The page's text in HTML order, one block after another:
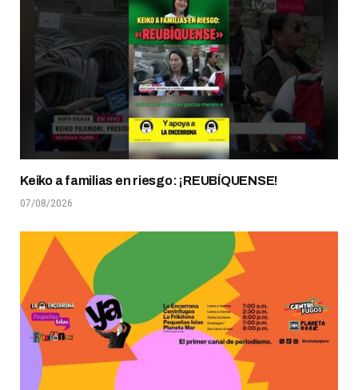
Keiko a familias en riesgo: ¡REUBÍQUENSE!
07/08/2026